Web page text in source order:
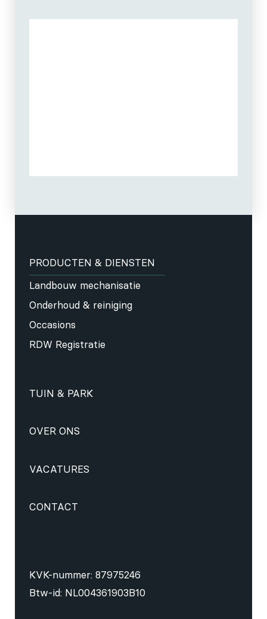
PRODUCTEN & DIENSTEN
Landbouw mechanisatie
Onderhoud & reiniging
Occasions
RDW Registratie
TUIN & PARK
OVER ONS
VACATURES
CONTACT
KVK-nummer: 87975246
Btw-id: NL004361903B10